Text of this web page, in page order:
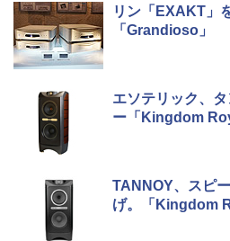
リン「EXAKT」
「Grandioso」
エソテリック、
ー「Kingdom
TANNOY、スピ
げ。「Kingdom